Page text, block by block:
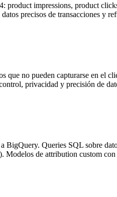
product impressions, product
precisos de transacciones y
que no pueden capturarse en el
privacidad y precisión de
Queries SQL sobre
Modelos de attribution custom